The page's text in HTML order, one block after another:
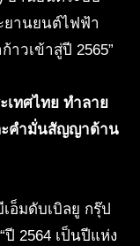
ยานยนต์ไฟฟ้า
าวเข้าสู่ปี 2565”
เทศไทย ทำลาย
ะคำมั่นสัญญาด้าน
อ็มดับเบิลยู กรุ๊ป
2564 เป็นปีแห่ง